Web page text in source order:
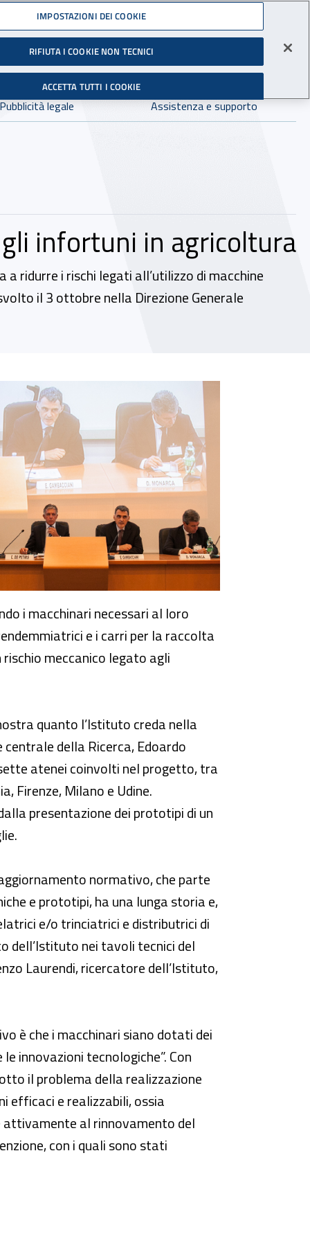
Infortuni sul Lavoro
Facebook - Sito esterno - Apertura in nuova finestra
X - Sito esterno - Apertura in nuova finestra
Instagram - Sito esterno - Apertura in
Linkedin - Sito esterno -
Youtube - Sito esterno -
Tiktok - SitoSpreaker -
Dove cercare:
in:tutto INAIL.it
Pubblicità legale Assistenza e supporto
infortuni in agricoltura
ridurre i rischi legati all’utilizzo di macchine
il 3 ottobre nella Direzione Generale
i macchinari necessari al loro
e i carri per la raccolta
meccanico legato agli
quanto l’Istituto creda nella
della Ricerca, Edoardo
atenei coinvolti nel progetto, tra
Firenze, Milano e Udine.
presentazione dei prototipi di un
normativo, che parte
e prototipi, ha una lunga storia e,
e/o trinciatrici e distributrici di
dell’Istituto nei tavoli tecnici del
Laurendi, ricercatore dell’Istituto,
è che i macchinari siano dotati dei
innovazioni tecnologiche”. Con
il problema della realizzazione
efficaci e realizzabili, ossia
attivamente al rinnovamento del
con i quali sono stati
IMPOSTAZIONI DEI COOKIE
RIFIUTA I COOKIE NON TECNICI
ACCETTA TUTTI I COOKIE